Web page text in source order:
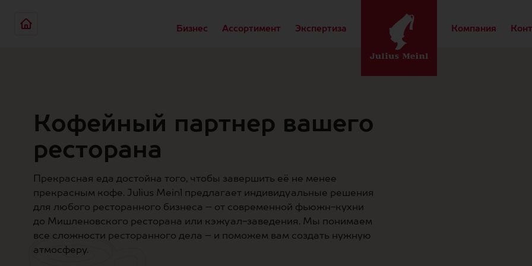
Бизнес Ассортимент Экспертиза Компания
Кофейный партнер вашего
ресторана
Прекрасная еда достойна того, чтобы завершить её не менее
прекрасным кофе. Julius Meinl предлагает индивидуальные решения
для любого ресторанного бизнеса – от современной фьюжн-кухни
до Мишленовского ресторана или кэжуал-заведения. Мы понимаем
все сложности ресторанного дела – и поможем вам создать нужную
атмосферу.